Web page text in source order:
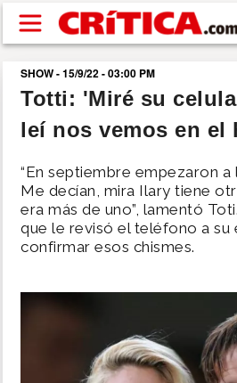
Pasar al contenido principal
buscar
SUCESOS
NACIONAL
POLÍTICA
SHOW - 15/9/22 - 03:00 PM
Totti: 'Miré su
leí nos vemos en el
“En septiembre empezaron
Me decían, mira Ilary tiene
era más de uno”, lamentó
que le revisó el teléfono a su
confirmar esos chismes.